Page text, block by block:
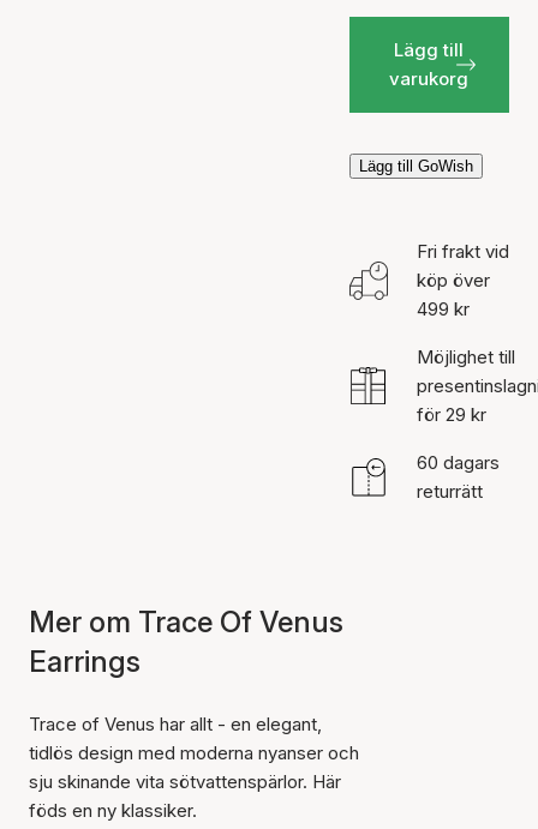
Lägg till
varukorg
Lägg till GoWish
Fri frakt vid
köp över
499 kr
Möjlighet till
för 29 kr
60 dagars
returrätt
Mer om Trace Of Venus
Earrings
Trace of Venus har allt - en elegant,
tidlös design med moderna nyanser och
sju skinande vita sötvattenspärlor. Här
föds en ny klassiker.